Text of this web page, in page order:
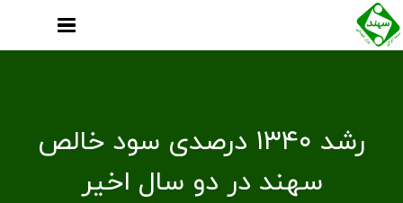
رشد ۱۳۴۰ درصدی سود خالص
سهند در دو سال اخیر